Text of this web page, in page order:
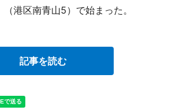
（港区南青山5）で始まった。
記事を読む